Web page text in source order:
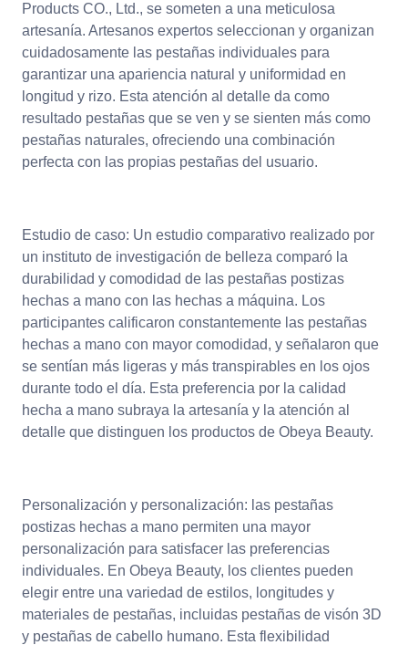
Products CO., Ltd., se someten a una meticulosa
artesanía. Artesanos expertos seleccionan y organizan
cuidadosamente las pestañas individuales para
garantizar una apariencia natural y uniformidad en
longitud y rizo. Esta atención al detalle da como
resultado pestañas que se ven y se sienten más como
pestañas naturales, ofreciendo una combinación
perfecta con las propias pestañas del usuario.
Estudio de caso: Un estudio comparativo realizado por
un instituto de investigación de belleza comparó la
durabilidad y comodidad de las pestañas postizas
hechas a mano con las hechas a máquina. Los
participantes calificaron constantemente las pestañas
hechas a mano con mayor comodidad, y señalaron que
se sentían más ligeras y más transpirables en los ojos
durante todo el día. Esta preferencia por la calidad
hecha a mano subraya la artesanía y la atención al
detalle que distinguen los productos de Obeya Beauty.
Personalización y personalización: las pestañas
postizas hechas a mano permiten una mayor
personalización para satisfacer las preferencias
individuales. En Obeya Beauty, los clientes pueden
elegir entre una variedad de estilos, longitudes y
materiales de pestañas, incluidas pestañas de visón 3D
y pestañas de cabello humano. Esta flexibilidad